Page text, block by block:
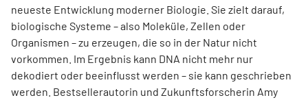
neueste Entwicklung moderner Biologie. Sie zielt darauf,
biologische Systeme – also Moleküle, Zellen oder
Organismen – zu erzeugen, die so in der Natur nicht
vorkommen. Im Ergebnis kann DNA nicht mehr nur
dekodiert oder beeinflusst werden – sie kann geschrieben
werden. Best­sellerautorin und Zukunftsforscherin Amy